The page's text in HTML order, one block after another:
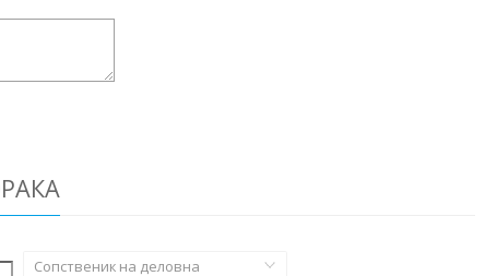
Сопственик на деловна